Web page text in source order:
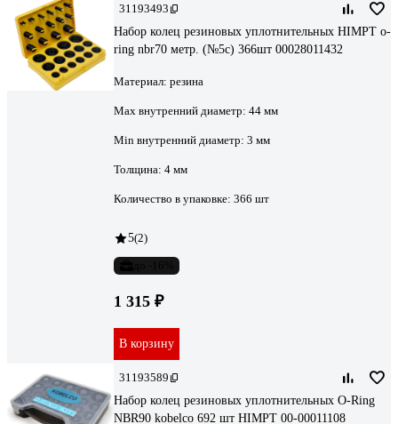
31193493
Набор колец резиновых уплотнительных HIMPT o-
ring nbr70 метр. (№5с) 366шт 00028011432
Материал: резина
Max внутренний диаметр: 44 мм
Min внутренний диаметр: 3 мм
Толщина: 4 мм
Количество в упаковке: 366 шт
5(2)
1 315 ₽
В корзину
31193589
Набор колец резиновых уплотнительных O-Ring
NBR90 kobelco 692 шт HIMPT 00-00011108